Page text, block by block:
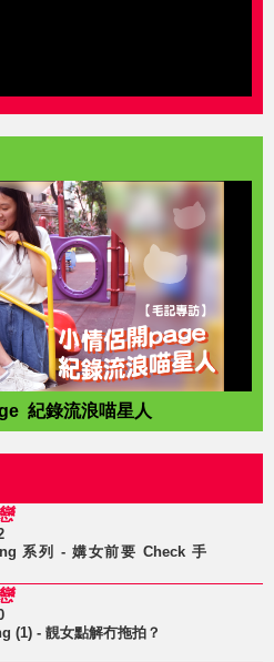
紀錄流浪喵星人
系列 - 媾女前要 Check 手
(1) - 靚女點解冇拖拍？